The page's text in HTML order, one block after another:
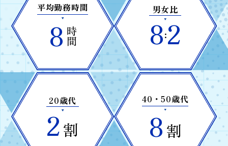
平均勤務時間
8 時間
男女比
8:2
20歳代
2割
40・50歳代
8 割